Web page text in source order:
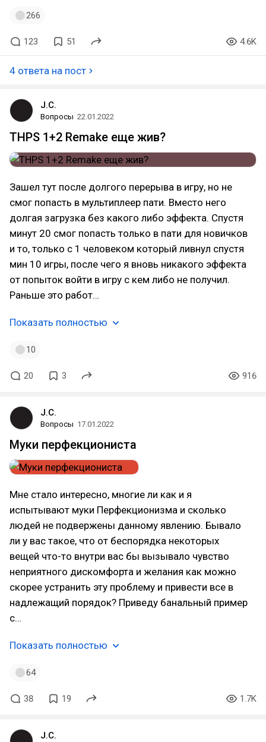
266
123 51 4.6K
4 ответа на пост
J.C.
Вопросы 22.01.2022
THPS 1+2 Remake еще жив?
Зашел тут после долгого перерыва в игру, но не
смог попасть в мультиплеер пати. Вместо него
долгая загрузка без какого либо эффекта. Спустя
минут 20 смог попасть только в пати для новичков
и то, только с 1 человеком который ливнул спустя
мин 10 игры, после чего я вновь никакого эффекта
от попыток войти в игру с кем либо не получил.
Раньше это работ…
Показать полностью
10
20 3 916
J.C.
Вопросы 17.01.2022
Муки перфекциониста
Мне стало интересно, многие ли как и я
испытывают муки Перфекционизма и сколько
людей не подвержены данному явлению. Бывало
ли у вас такое, что от беспорядка некоторых
вещей что-то внутри вас бы вызывало чувство
неприятного дискомфорта и желания как можно
скорее устранить эту проблему и привести все в
надлежащий порядок? Приведу банальный пример
с…
Показать полностью
64
38 19 1.7K
J.C.